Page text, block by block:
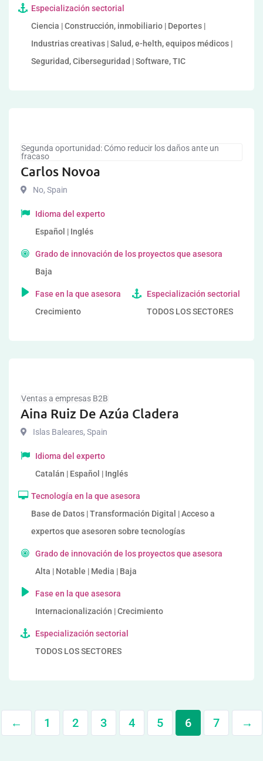
Especialización sectorial
Ciencia | Construcción, inmobiliario | Deportes |
Industrias creativas | Salud, e-helth, equipos médicos |
Seguridad, Ciberseguridad | Software, TIC
Segunda oportunidad: Cómo reducir los daños ante un
fracaso
Carlos Novoa
No, Spain
Idioma del experto
Español | Inglés
Grado de innovación de los proyectos que asesora
Baja
Fase en la que asesora
Crecimiento
Especialización sectorial
TODOS LOS SECTORES
Ventas a empresas B2B
Aina Ruiz De Azúa Cladera
Islas Baleares, Spain
Idioma del experto
Catalán | Español | Inglés
Tecnología en la que asesora
Base de Datos | Transformación Digital | Acceso a
expertos que asesoren sobre tecnologías
Grado de innovación de los proyectos que asesora
Alta | Notable | Media | Baja
Fase en la que asesora
Internacionalización | Crecimiento
Especialización sectorial
TODOS LOS SECTORES
← 1 2 3 4 5 6 7 →